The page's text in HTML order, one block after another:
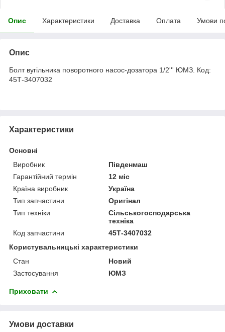
Опис Характеристики Доставка Оплата Умови
Опис
Болт вугільника поворотного насос-дозатора 1/2''' ЮМЗ. Код:
45Т-3407032
Характеристики
Основні
Виробник
Південмаш
Гарантійний термін
12 міс
Країна виробник
Україна
Тип запчастини
Оригінал
Тип техніки
Сільськогосподарська
техніка
Код запчастини
45Т-3407032
Користувальницькі характеристики
Стан
Новий
Застосування
ЮМЗ
Приховати
Умови доставки